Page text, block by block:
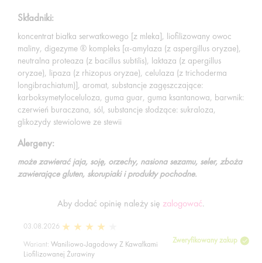
Składniki:
koncentrat białka serwatkowego [z mleka], liofilizowany owoc
maliny, digezyme ® kompleks [α-amylaza (z aspergillus oryzae),
neutralna proteaza (z bacillus subtilis), laktaza (z apergillus
oryzae), lipaza (z rhizopus oryzae), celulaza (z trichoderma
longibrachiatum)], aromat, substancje zagęszczające:
karboksymetyloceluloza, guma guar, guma ksantanowa, barwnik:
czerwień buraczana, sól, substancje słodzące: sukraloza,
glikozydy stewiolowe ze stewii
Alergeny:
może zawierać jaja, soję, orzechy, nasiona sezamu, seler, zboża
zawierające gluten, skorupiaki i produkty pochodne.
Aby dodać opinię należy się zalogować.
03.08.2026
Zweryfikowany zakup
Wariant: Waniliowo-Jagodowy Z Kawałkami
Liofilizowanej Żurawiny